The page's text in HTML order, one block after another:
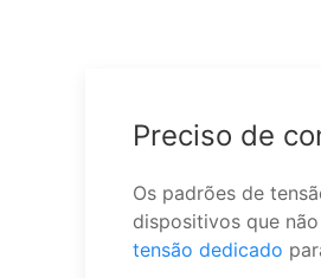
Preciso de
Os padrões de
dispositivos que
tensão dedicado